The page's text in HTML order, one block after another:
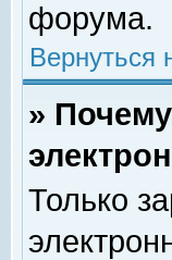
форума.
Вернуться
»
Только